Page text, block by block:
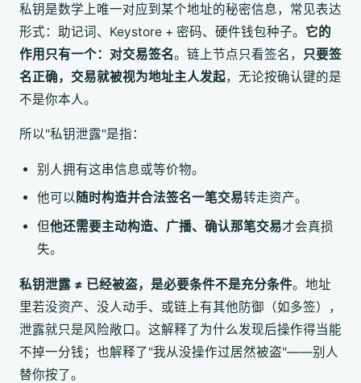
私钥是数学上唯一对应到某个地址的秘密信息，常见表达
形式：助记词、Keystore + 密码、硬件钱包种子。 它的
作用只有一个：对交易签名。链上节点只看签名，
只要签
名正确，交易就被视为地址主人发起，无论按确认键的是
不是你本人。
所以"私钥泄露"是指：
别人拥有这串信息或等价物。
他可以随时构造并合法签名一笔交易转走资产。
但他还需要主动构造、广播、确认那笔交易才会真损
失。
私钥泄露 ≠ 已经被盗，是必要条件不是充分条件。地址
里若没资产、没人动手、或链上有其他防御（如多签），
泄露就只是风险敞口。这解释了为什么发现后操作得当能
不掉一分钱；也解释了"我从没操作过居然被盗"——别人
替你按了。